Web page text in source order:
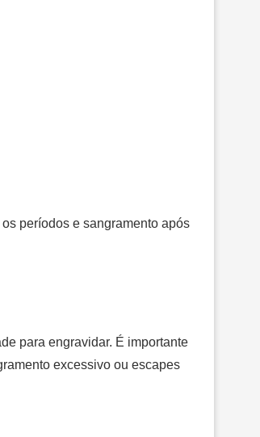
períodos e sangramento após
para engravidar. É importante
excessivo ou escapes